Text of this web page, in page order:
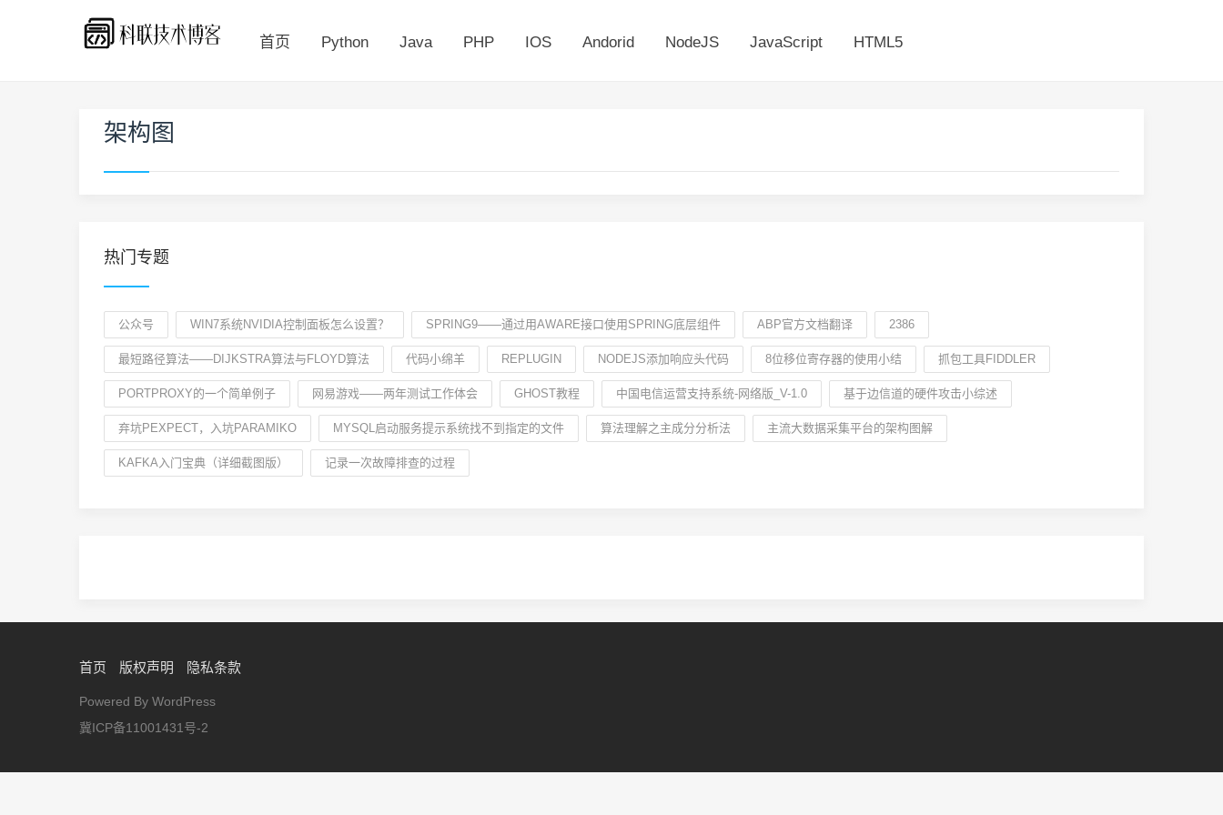
首页 Python Java PHP IOS Andorid NodeJS JavaScript HTML5
架构图
热门专题
公众号 WIN7系统NVIDIA控制面板怎么设置？ SPRING9——通过用AWARE接口使用SPRING底层组件 ABP官方文档翻译 2386
最短路径算法——DIJKSTRA算法与FLOYD算法 代码小绵羊 REPLUGIN NODEJS添加响应头代码 8位移位寄存器的使用小结 抓包工具FIDDLER
PORTPROXY的一个简单例子 网易游戏——两年测试工作体会 GHOST教程 中国电信运营支持系统-网络版_V-1.0 基于边信道的硬件攻击小综述
弃坑PEXPECT，入坑PARAMIKO MYSQL启动服务提示系统找不到指定的文件 算法理解之主成分分析法 主流大数据采集平台的架构图解
KAFKA入门宝典（详细截图版） 记录一次故障排查的过程
首页 版权声明 隐私条款
Powered By WordPress
冀ICP备11001431号-2